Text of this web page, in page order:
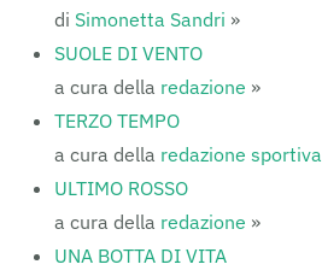
di Simonetta Sandri »
SUOLE DI VENTO
a cura della redazione »
TERZO TEMPO
a cura della redazione sportiva
ULTIMO ROSSO
a cura della redazione »
UNA BOTTA DI VITA